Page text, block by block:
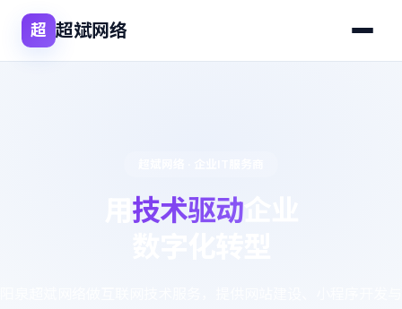
超 超斌网络
技术驱动企业